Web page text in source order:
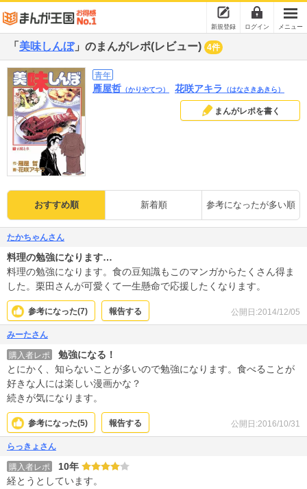
新規登録 ログイン メニュー
「 美味しんぼ」のまんがレポ(レビュー) 4件
青年
雁屋哲 （かりやてつ） 花咲アキラ （はなさきあきら）
まんがレポを書く
おすすめ順 新着順 参考になったが多い順
たかちゃんさん
料理の勉強になります…
料理の勉強になります。食の豆知識もこのマンガからたくさん得ま
した。栗田さんが可愛くて一生懸命で応援したくなります。
公開日:2014/12/05
参考になった(7) 報告する
みーたさん
購入者レポ
勉強になる！
とにかく、知らないことが多いので勉強になります。食べることが
好きな人には楽しい漫画かな？
続きが気になります。
公開日:2016/10/31
参考になった(5) 報告する
らっきょさん
購入者レポ
10年
経とうとしています。